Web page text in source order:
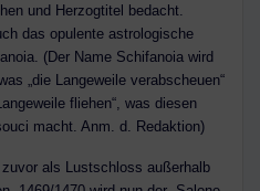
und Herzogtitel bedacht.
das opulente astrologische
(Der Name Schifanoia wird
„die Langeweile verabscheuen“
fliehen“, was diesen
macht. Anm. d. Redaktion)
als Lustschloss außerhalb